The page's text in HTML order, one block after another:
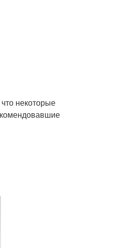
некоторые